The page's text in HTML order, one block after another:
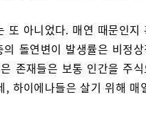
또 아니었다. 매연 때문인지
돌연변이 발생률은 비정
존재들은 보통 인간을 주
하이에나들은 살기 위해 매